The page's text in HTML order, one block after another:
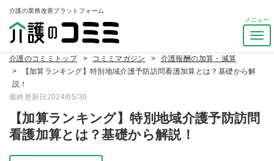
介護の業務改善プラットフォーム
ナ
ビ
ン
を
介護のコミミトップ コミミマガジン
介護報酬の加算・減算
【加算ランキング】特別地域介護予防訪問看護加算とは？基礎から解
説！
最終更新日2024/05/30
【加算ランキング】特別地域介護予防訪問
看護加算とは？基礎から解説！